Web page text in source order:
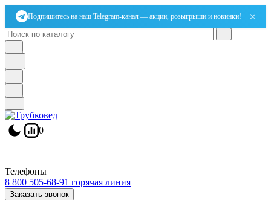
Подпишитесь на наш Telegram-канал — акции, розыгрыши и новинки! ×
0
Телефоны
8 800 505-68-91 горячая линия
Заказать звонок